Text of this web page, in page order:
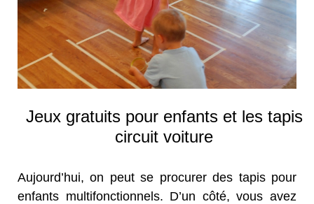
Jeux gratuits pour enfants et les tapis
circuit voiture
Aujourd’hui, on peut se procurer des tapis pour
enfants multifonctionnels. D’un côté, vous avez